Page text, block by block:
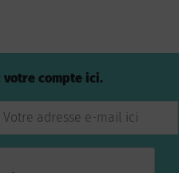
votre compte ici.